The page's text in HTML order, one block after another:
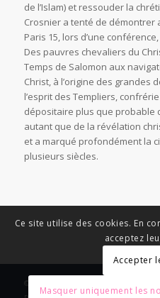
de l’Islam) et ressouder la
Crosnier a tenté de démontrer
Paris 15, lors d’une
Des pauvres chevaliers du
Temps de Salomon aux
Christ, à l’origine des grandes
l’esprit des Templiers,
dépositaire plus que probable
autant que de la révélation
et a marqué profondément la
plusieurs siècles.
© Copyright - News Nouvelle
Ce site utilise des cookies. En
acceptez
Accepter
Masquer uniquement les